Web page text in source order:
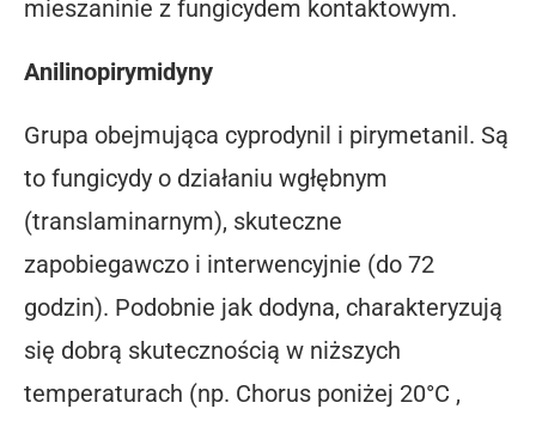
mieszaninie z fungicydem kontaktowym.
Anilinopirymidyny
Grupa obejmująca cyprodynil i pirymetanil. Są
to fungicydy o działaniu wgłębnym
(translaminarnym), skuteczne
zapobiegawczo i interwencyjnie (do 72
godzin). Podobnie jak dodyna, charakteryzują
się dobrą skutecznością w niższych
temperaturach (np. Chorus poniżej 20°C ,